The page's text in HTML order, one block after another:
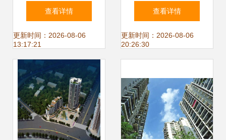
册中的物业管理 从
规划源头到运营终
端的全链条融合
查看详情
更新时间：2026-08-06
13:17:21
活，更懂家——匠
心物业管理铸就品
查看详情
更新时间：2026-08-06
20:26:30